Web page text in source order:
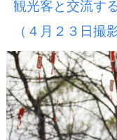
観光客と交流す
（４月２３日撮